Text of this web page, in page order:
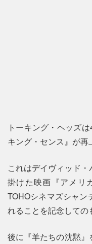
トーキング・ヘッズ
キング・センス』が再
これはデイヴィッド
掛けた映画『アメリ
TOHOシネマズシャン
れることを記念しての
後に『羊たちの沈黙』